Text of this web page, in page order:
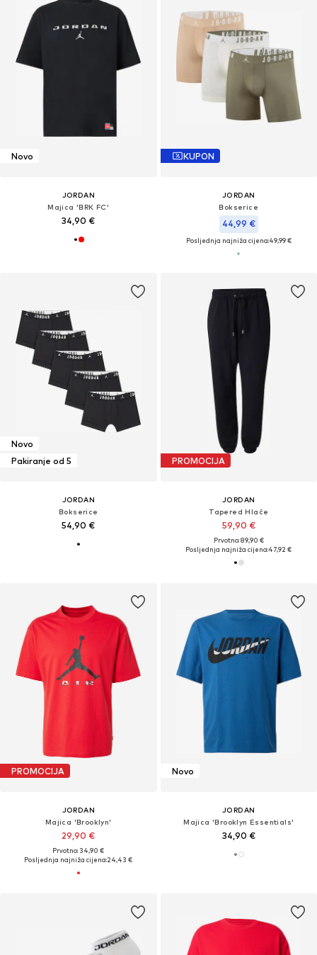
Novo
JORDAN
Majica 'BRK FC'
34,90 €
KUPON
JORDAN
Bokserice
44,99 €
Posljednja najniža cijena:49,99 €
Novo
Pakiranje od 5
JORDAN
Bokserice
54,90 €
PROMOCIJA
JORDAN
Tapered Hlače
59,90 €
Prvotno: 89,90 €
Posljednja najniža cijena:47,92 €
PROMOCIJA
JORDAN
Majica 'Brooklyn'
29,90 €
Prvotno: 34,90 €
Posljednja najniža cijena:24,43 €
Novo
JORDAN
Majica 'Brooklyn Essentials'
34,90 €